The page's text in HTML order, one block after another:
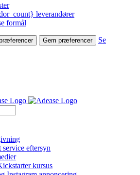
leverandører
formål
Gem præferencer
Se
service eftersyn
kursus